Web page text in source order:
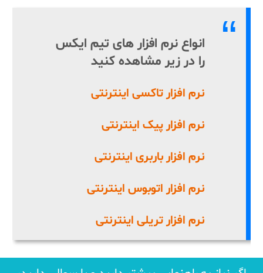
انواع نرم افزار های تیم ایکس
را در زیر مشاهده کنید
نرم افزار تاکسی اینترنتی
نرم افزار پیک اینترنتی
نرم افزار باربری اینترنتی
نرم افزار اتوبوس اینترنتی
نرم افزار تریلی اینترنتی